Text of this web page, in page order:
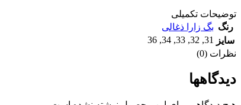
توضیحات تکمیلی
رنگ بگ زارا ذغالی
سایز
31
,
32
,
33
,
34
,
36
نظرات (0)
دیدگاهها